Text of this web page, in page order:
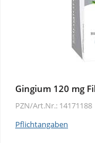
Gingium 120 mg
PZN/Art.Nr.: 14171188
Pflichtangaben